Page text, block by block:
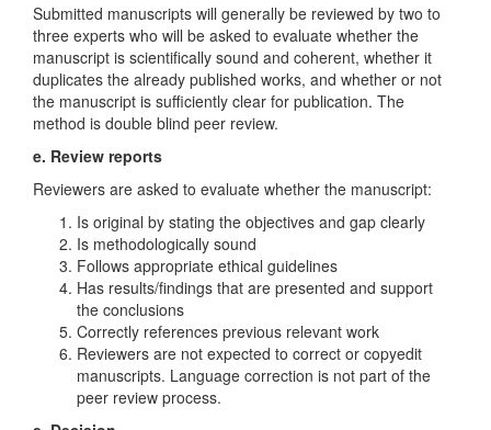
Submitted manuscripts will generally be reviewed by two to
three experts who will be asked to evaluate whether the
manuscript is scientifically sound and coherent, whether it
duplicates the already published works, and whether or not
the manuscript is sufficiently clear for publication. The
method is double blind peer review.
e. Review reports
Reviewers are asked to evaluate whether the manuscript:
Is original by stating the objectives and gap clearly
Is methodologically sound
Follows appropriate ethical guidelines
Has results/findings that are presented and support
the conclusions
Correctly references previous relevant work
Reviewers are not expected to correct or copyedit
manuscripts. Language correction is not part of the
peer review process.